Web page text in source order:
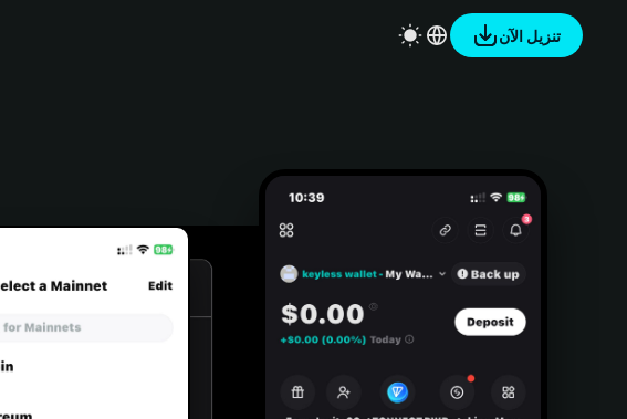
تنزيل الآن